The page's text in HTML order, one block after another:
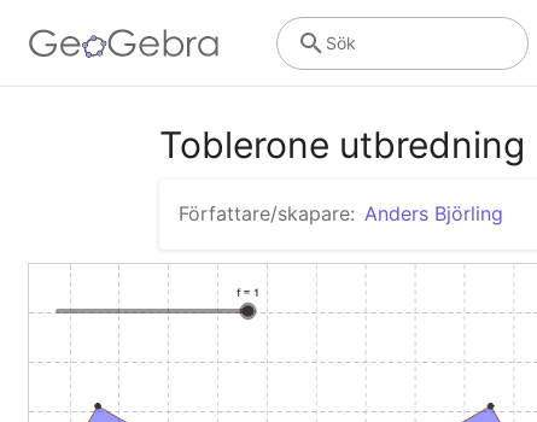
Sök
Toblerone utbredning
Författare/skapare: Anders Björling